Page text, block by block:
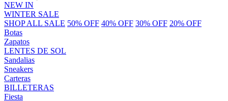
NEW IN
WINTER SALE
SHOP ALL SALE 50% OFF 40% OFF 30% OFF 20% OFF
Botas
Zapatos
LENTES DE SOL
Sandalias
Sneakers
Carteras
BILLETERAS
Fiesta